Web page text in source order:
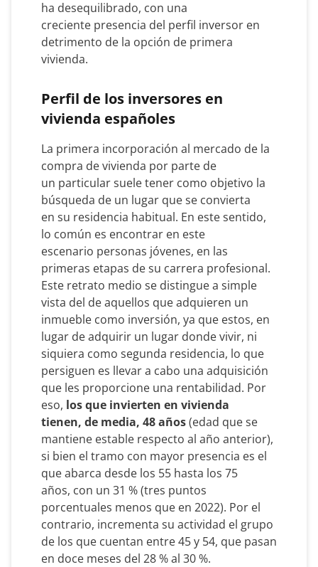
ha desequilibrado, con una
creciente presencia del perfil inversor en
detrimento de la opción de primera
vivienda.
Perfil de los inversores en
vivienda españoles
La primera incorporación al mercado de la
compra de vivienda por parte de
un particular suele tener como objetivo la
búsqueda de un lugar que se convierta
en su residencia habitual. En este sentido,
lo común es encontrar en este
escenario personas jóvenes, en las
primeras etapas de su carrera profesional.
Este retrato medio se distingue a simple
vista del de aquellos que adquieren un
inmueble como inversión, ya que estos, en
lugar de adquirir un lugar donde vivir, ni
siquiera como segunda residencia, lo que
persiguen es llevar a cabo una adquisición
que les proporcione una rentabilidad. Por
eso, los que invierten en vivienda
tienen, de media, 48 años(edad que se
mantiene estable respecto al año anterior),
si bien el tramo con mayor presencia es el
que abarca desde los 55 hasta los 75
años, con un 31 % (tres puntos
porcentuales menos que en 2022). Por el
contrario, incrementa su actividad el grupo
de los que cuentan entre 45 y 54, que pasan
en doce meses del 28 % al 30 %.